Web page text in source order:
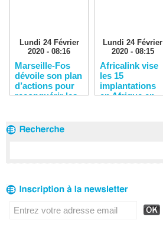
Lundi 24 Février
2020 - 08:16
Marseille-Fos
dévoile son plan
d’actions pour
reconquérir les
Lundi 24 Février
2020 - 08:15
Africalink vise
les 15
implantations
en Afrique en